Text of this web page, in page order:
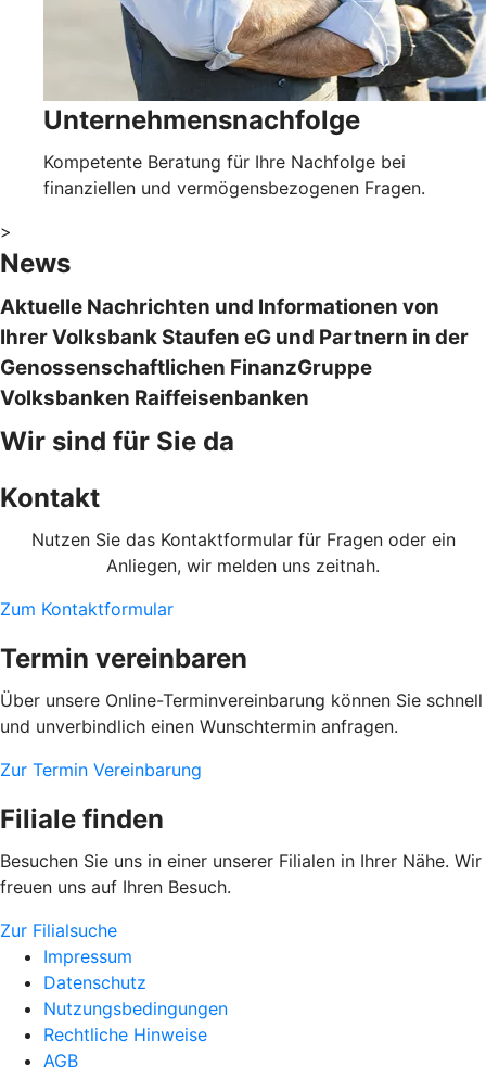
Unternehmensnachfolge
Kompetente Beratung für Ihre Nachfolge bei
finanziellen und vermögensbezogenen Fragen.
>
News
Aktuelle Nachrichten und Informationen von
Ihrer Volksbank Staufen eG und Partnern in der
Genossenschaftlichen FinanzGruppe
Volksbanken Raiffeisenbanken
Wir sind für Sie da
Kontakt
Nutzen Sie das Kontaktformular für Fragen oder ein
Anliegen, wir melden uns zeitnah.
Zum Kontaktformular
Termin vereinbaren
Über unsere Online-Terminvereinbarung können Sie schnell
und unverbindlich einen Wunschtermin anfragen.
Zur Termin Vereinbarung
Filiale finden
Besuchen Sie uns in einer unserer Filialen in Ihrer Nähe. Wir
freuen uns auf Ihren Besuch.
Zur Filialsuche
Impressum
Datenschutz
Nutzungsbedingungen
Rechtliche Hinweise
AGB